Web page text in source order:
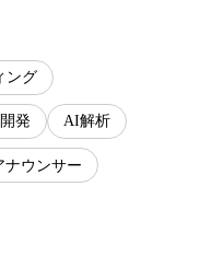
ング
発 AI解析
ナウンサー